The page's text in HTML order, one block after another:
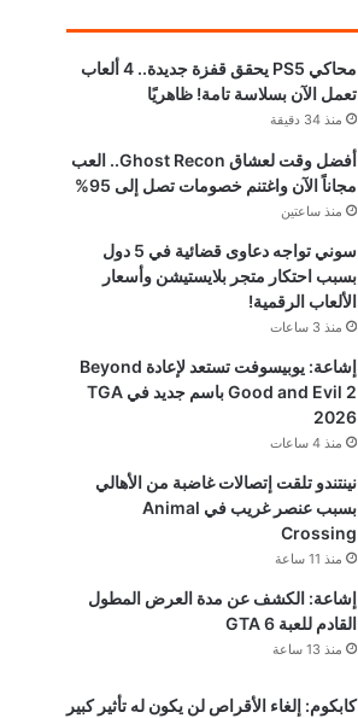
محاكي PS5 يحقق قفزة جديدة.. 4 ألعاب
تعمل الآن بسلاسة تامة! ظاهريًا
منذ 34 دقيقة
أفضل وقت لعشاق Ghost Recon.. العب
مجاناً الآن واغتنم خصومات تصل إلى 95%
منذ ساعتين
سوني تواجه دعاوى قضائية في 5 دول
بسبب احتكار متجر بلايستيشن وأسعار
الألعاب الرقمية!
منذ 3 ساعات
إشاعة: يوبيسوفت تستعد لإعادة Beyond
Good and Evil 2 باسم جديد في TGA
2026
منذ 4 ساعات
نينتندو تلقت إتصالات غاضبة من الأهالي
بسبب عنصر غريب في Animal
Crossing
منذ 11 ساعة
إشاعة: الكشف عن مدة العرض المطول
القادم للعبة GTA 6
منذ 13 ساعة
كابكوم: إلغاء الأقراص لن يكون له تأثير كبير